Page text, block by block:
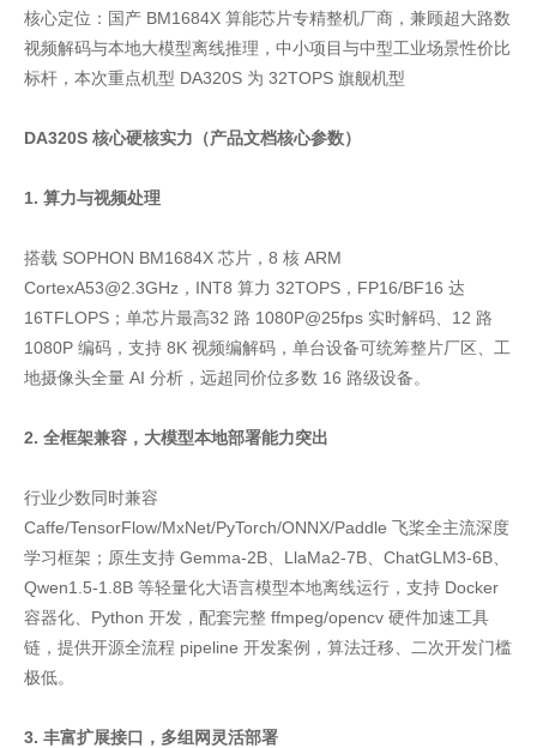
核心定位：国产 BM1684X 算能芯片专精整机厂商，兼顾超大路数
视频解码与本地大模型离线推理，中小项目与中型工业场景性价比
标杆，本次重点机型 DA320S 为 32TOPS 旗舰机型
DA320S 核心硬核实力（产品文档核心参数）
1. 算力与视频处理
搭载 SOPHON BM1684X 芯片，8 核 ARM
CortexA53@2.3GHz，INT8 算力 32TOPS，FP16/BF16 达
16TFLOPS；单芯片最高32 路 1080P@25fps 实时解码、12 路
1080P 编码，支持 8K 视频编解码，单台设备可统筹整片厂区、工
地摄像头全量 AI 分析，远超同价位多数 16 路级设备。
2. 全框架兼容，大模型本地部署能力突出
行业少数同时兼容
Caffe/TensorFlow/MxNet/PyTorch/ONNX/Paddle 飞桨全主流深度
学习框架；原生支持 Gemma-2B、LlaMa2-7B、ChatGLM3-6B、
Qwen1.5-1.8B 等轻量化大语言模型本地离线运行，支持 Docker
容器化、Python 开发，配套完整 ffmpeg/opencv 硬件加速工具
链，提供开源全流程 pipeline 开发案例，算法迁移、二次开发门槛
极低。
3. 丰富扩展接口，多组网灵活部署